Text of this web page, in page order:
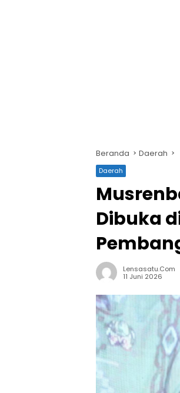
Beranda Daerah
Daerah
Dibuka
Lensasatu.com
11 Juni 2026